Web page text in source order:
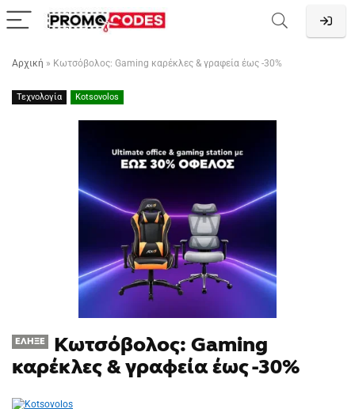
Αρχική » Κωτσόβολος: Gaming καρέκλες & γραφεία έως -30%
Τεχνολογία Kotsovolos
ΈΛΗΞΕ
Κωτσόβολος: Gaming
καρέκλες & γραφεία έως -30%